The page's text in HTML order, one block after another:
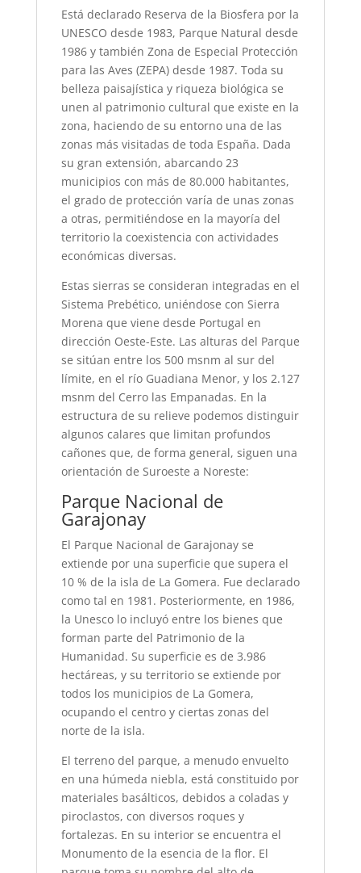
Está declarado Reserva de la Biosfera por la
UNESCO desde 1983, Parque Natural desde
1986 y también Zona de Especial Protección
para las Aves (ZEPA) desde 1987. Toda su
belleza paisajística y riqueza biológica se
unen al patrimonio cultural que existe en la
zona, haciendo de su entorno una de las
zonas más visitadas de toda España. Dada
su gran extensión, abarcando 23
municipios con más de 80.000 habitantes,
el grado de protección varía de unas zonas
a otras, permitiéndose en la mayoría del
territorio la coexistencia con actividades
económicas diversas.
Estas sierras se consideran integradas en el
Sistema Prebético, uniéndose con Sierra
Morena que viene desde Portugal en
dirección Oeste-Este. Las alturas del Parque
se sitúan entre los 500 msnm al sur del
límite, en el río Guadiana Menor, y los 2.127
msnm del Cerro las Empanadas. En la
estructura de su relieve podemos distinguir
algunos calares que limitan profundos
cañones que, de forma general, siguen una
orientación de Suroeste a Noreste:
Parque Nacional de
Garajonay
El Parque Nacional de Garajonay se
extiende por una superficie que supera el
10 % de la isla de La Gomera. Fue declarado
como tal en 1981. Posteriormente, en 1986,
la Unesco lo incluyó entre los bienes que
forman parte del Patrimonio de la
Humanidad. Su superficie es de 3.986
hectáreas, y su territorio se extiende por
todos los municipios de La Gomera,
ocupando el centro y ciertas zonas del
norte de la isla.
El terreno del parque, a menu­do envuelto
en una húmeda niebla, está constituido por
materiales basálticos, debidos a coladas y
piroclastos, con diversos roques y
fortalezas. En su interior se encuentra el
Monumento de la esencia de la flor. El